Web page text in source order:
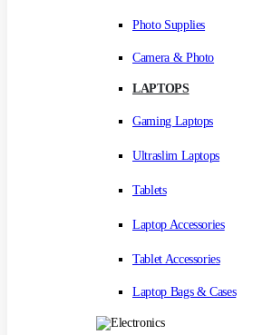
Photo Supplies
Camera & Photo
LAPTOPS
Gaming Laptops
Ultraslim Laptops
Tablets
Laptop Accessories
Tablet Accessories
Laptop Bags & Cases